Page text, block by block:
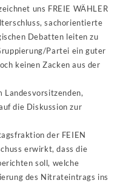
uns FREIE WÄHLER
sachorientierte
Debatten leiten zu
Partei ein guter
keinen Zacken aus der
Landesvorsitzenden,
die Diskussion zur
der FEIEN
erwirkt, dass die
soll, welche
des Nitrateintrags ins